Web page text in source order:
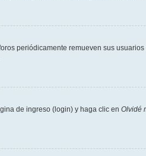
periódicamente remueven sus
de ingreso (login) y haga clic en Olvidé